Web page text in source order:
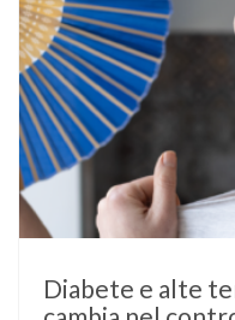
Diabete e alte